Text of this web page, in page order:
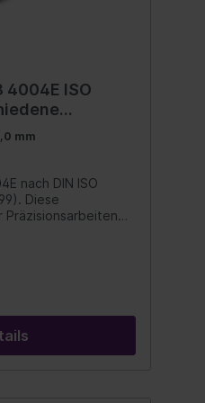
4004E ISO
mm
nach DIN ISO
Diese
Präzisionsarbeiten
Unsere
sind beidseitig
gehärtet,
100% auf
B: 12 bis